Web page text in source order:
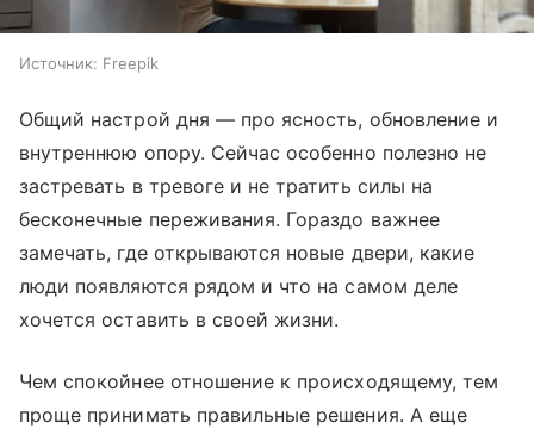
Источник: Freepik
Общий настрой дня — про ясность, обновление и
внутреннюю опору. Сейчас особенно полезно не
застревать в тревоге и не тратить силы на
бесконечные переживания. Гораздо важнее
замечать, где открываются новые двери, какие
люди появляются рядом и что на самом деле
хочется оставить в своей жизни.
Чем спокойнее отношение к происходящему, тем
проще принимать правильные решения. А еще